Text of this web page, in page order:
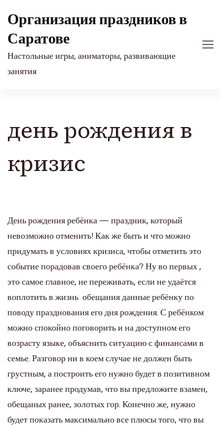
Организация праздников в
Саратове
Настольные игры, аниматоры, развивающие
занятия
день рождения в
кризис
День рождения ребёнка — праздник, который
невозможно отменить! Как же быть и что можно
придумать в условиях кризиса, чтобы отметить это
событие порадовав своего ребёнка? Ну во первых ,
это самое главное, не переживать, если не удаётся
воплотить в жизнь обещания данные ребёнку по
поводу празднования его дня рождения. С ребёнком
можно спокойно поговорить и на доступном его
возрасту языке, объяснить ситуацию с финансами в
семье. Разговор ни в коем случае не должен быть
грустным, а построить его нужно будет в позитивном
ключе, заранее продумав, что вы предложите взамен,
обещаных ранее, золотых гор. Конечно же, нужно
будет показать максимально все плюсы того, что вы